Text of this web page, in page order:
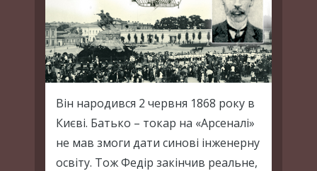
Він народився 2 червня 1868 року в
Києві. Батько – токар на «Арсеналі»
не мав змоги дати синові інженерну
освіту. Тож Федір закінчив реальне,